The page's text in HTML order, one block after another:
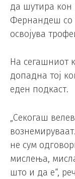
да шутира кон
Фернандеш со
освојува
На сегашниот
допадна тој
еден подкаст.
„Секогаш
не сум
мислења,
што и да е“,